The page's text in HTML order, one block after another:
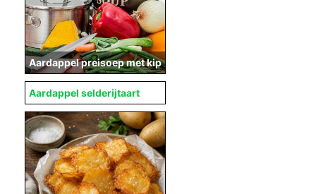
Aardappel preisoep met kip
Aardappel selderijtaart